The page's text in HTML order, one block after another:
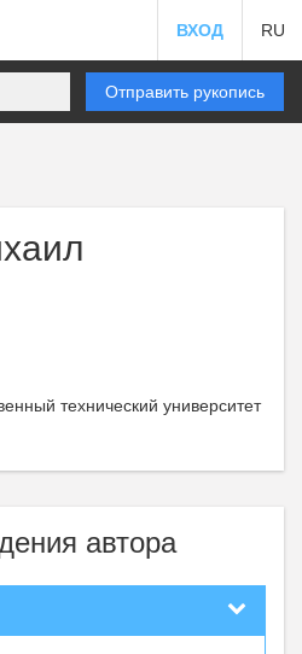
ВХОД RU
Отправить рукопись
технический университет
автора